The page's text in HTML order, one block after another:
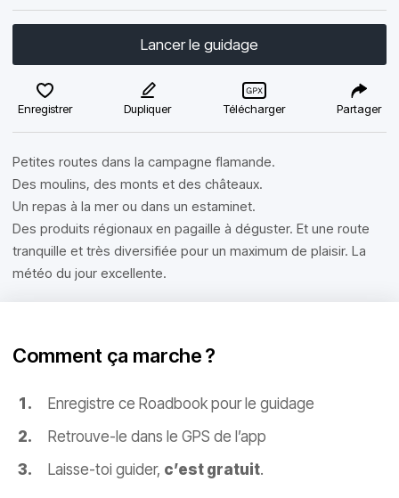
Lancer le guidage
Enregistrer Dupliquer Télécharger Partager
Petites routes dans la campagne flamande.
Des moulins, des monts et des châteaux.
Un repas à la mer ou dans un estaminet.
Des produits régionaux en pagaille à déguster. Et une route
tranquille et très diversifiée pour un maximum de plaisir. La
météo du jour excellente.
Comment ça marche ?
Enregistre ce Roadbook pour le guidage
Retrouve-le dans le GPS de l’app
Laisse-toi guider, c’est gratuit.